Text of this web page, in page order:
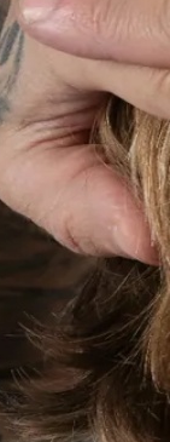
0821 50 89 69